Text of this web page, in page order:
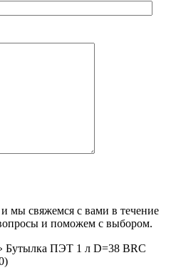
мы свяжемся с вами в течение
и поможем с выбором.
Бутылка ПЭТ 1 л D=38 BRC